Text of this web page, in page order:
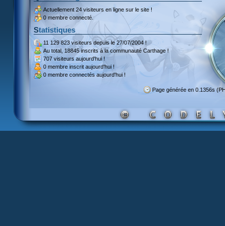
Actuellement 24 visiteurs en ligne sur le site !
0 membre connecté.
Statistiques
11 129 823 visiteursdepuis le 27/07/2004 !
Au total, 18845 inscritsà la communauté Carthage !
707 visiteurs aujourd'hui !
0 membre inscrit aujourd'hui !
0 membre connectés aujourd'hui !
Page générée en 0.1356s